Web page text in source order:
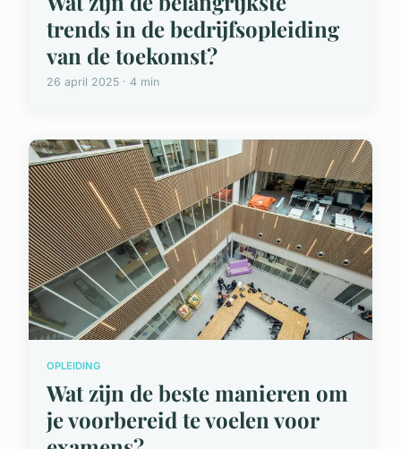
trends in de bedrijfsopleiding
van de toekomst?
26 april 2025 · 4 min
OPLEIDING
Wat zijn de beste manieren om
je voorbereid te voelen voor